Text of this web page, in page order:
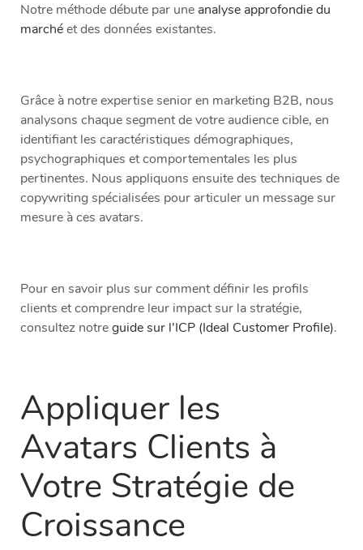
Notre méthode débute par une analyse approfondie du
marchéet des données existantes.
Grâce à notre expertise senior en marketing B2B, nous
analysons chaque segment de votre audience cible, en
identifiant les caractéristiques démographiques,
psychographiques et comportementales les plus
pertinentes. Nous appliquons ensuite des techniques de
copywriting spécialisées pour articuler un message sur
mesure à ces avatars.
Pour en savoir plus sur comment définir les profils
clients et comprendre leur impact sur la stratégie,
consultez notreguide sur l’ICP (Ideal Customer Profile).
Appliquer les
Avatars Clients à
Votre Stratégie de
Croissance